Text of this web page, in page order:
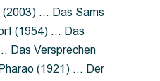
(2003) … Das Sams
(1954) … Das
Das Versprechen
(1921) … Der